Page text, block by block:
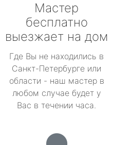
Мастер
бесплатно
выезжает на дом
Где Вы не находились в
Санкт-Петербурге или
области - наш мастер в
любом случае будет у
Вас в течении часа.